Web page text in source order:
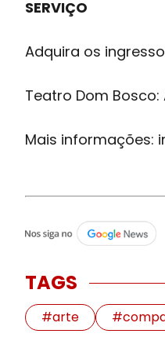
SERVIÇO
Adquira os
Teatro Dom
Mais informações:
TAGS
#arte